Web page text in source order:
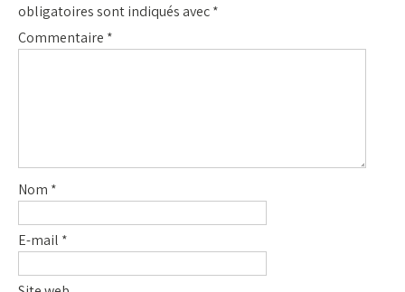
obligatoires sont indiqués avec*
Commentaire *
Nom *
E-mail *